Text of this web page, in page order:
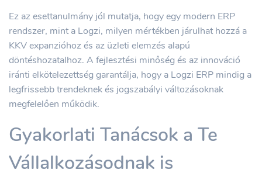
Ez az esettanulmány jól mutatja, hogy egy modern ERP
rendszer, mint a Logzi, milyen mértékben járulhat hozzá a
KKV expanzióhoz és az üzleti elemzés alapú
döntéshozatalhoz. A fejlesztési minőség és az innováció
iránti elkötelezettség garantálja, hogy a Logzi ERP mindig a
legfrissebb trendeknek és jogszabályi változásoknak
megfelelően működik.
Gyakorlati Tanácsok a Te
Vállalkozásodnak is